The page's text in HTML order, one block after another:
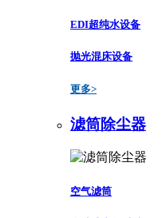
EDI超纯水设备
抛光混床设备
更多>
滤筒除尘器
空气滤筒